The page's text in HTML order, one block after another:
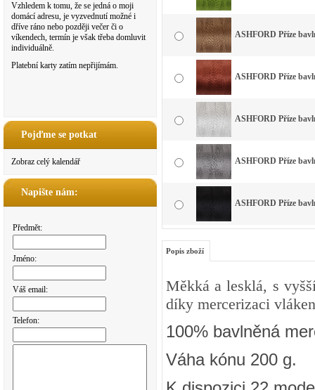
Vzhledem k tomu, že se jedná o moji
domácí adresu, je vyzvednutí možné i
dříve ráno nebo později večer či o
víkendech, termín je však třeba domluvit
individuálně.
Platební karty zatím nepřijímám.
Pojďme se potkat
Zobraz celý kalendář
Napište nám:
Předmět:
Jméno:
Váš email:
Telefon:
ASHFORD Příze
ASHFORD Příze
ASHFORD Příze
ASHFORD Příze
ASHFORD Příze
Popis zboží
Měkká a lesklá, s
díky mercerizaci
100% bavlněná
Váha kónu 200 g.